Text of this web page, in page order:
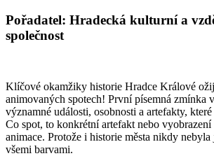
Pořadatel: Hradecká kulturní a
společnost
Klíčové okamžiky historie Hradce Králové
animovaných spotech! První písemná zmínka
významné události, osobnosti a artefakty,
Co spot, to konkrétní artefakt nebo
animace. Protože i historie města nikdy nebyla
všemi barvami.